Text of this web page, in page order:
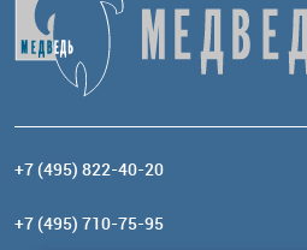
+7 (495) 822-40-20
+7 (495) 710-75-95